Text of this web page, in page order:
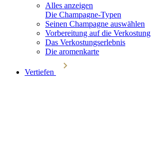
Alles anzeigen
Die Champagne-Typen
Seinen Champagne auswählen
Vorbereitung auf die Verkostung
Das Verkostungserlebnis
Die aromenkarte
Vertiefen